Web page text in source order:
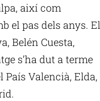
així com
el pas dels anys. El
Belén Cuesta,
s’ha dut a terme
Valencià, Elda,